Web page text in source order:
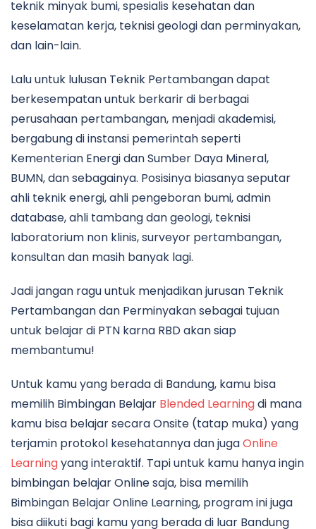
teknik minyak bumi, spesialis kesehatan dan
keselamatan kerja, teknisi geologi dan perminyakan,
dan lain-lain.
Lalu untuk lulusan Teknik Pertambangan dapat
berkesempatan untuk berkarir di berbagai
perusahaan pertambangan, menjadi akademisi,
bergabung di instansi pemerintah seperti
Kementerian Energi dan Sumber Daya Mineral,
BUMN, dan sebagainya. Posisinya biasanya seputar
ahli teknik energi, ahli pengeboran bumi, admin
database, ahli tambang dan geologi, teknisi
laboratorium non klinis, surveyor pertambangan,
konsultan dan masih banyak lagi.
Jadi jangan ragu untuk menjadikan jurusan Teknik
Pertambangan dan Perminyakan sebagai tujuan
untuk belajar di PTN karna RBD akan siap
membantumu!
Untuk kamu yang berada di Bandung, kamu bisa
memilih Bimbingan Belajar Blended Learningdi mana
kamu bisa belajar secara Onsite (tatap muka) yang
terjamin protokol kesehatannya dan jugaOnline
Learningyang interaktif. Tapi untuk kamu hanya ingin
bimbingan belajar Online saja, bisa memilih
Bimbingan Belajar Online Learning, program ini juga
bisa diikuti bagi kamu yang berada di luar Bandung